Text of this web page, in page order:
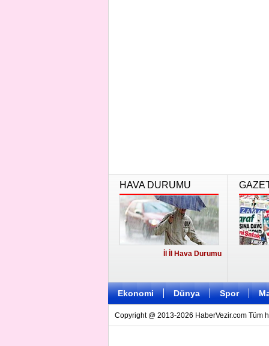
HAVA DURUMU
İl İl Hava Durumu
Ekonomi Dünya Spor
Copyright @ 2013-2026 HaberVezir.com Tüm